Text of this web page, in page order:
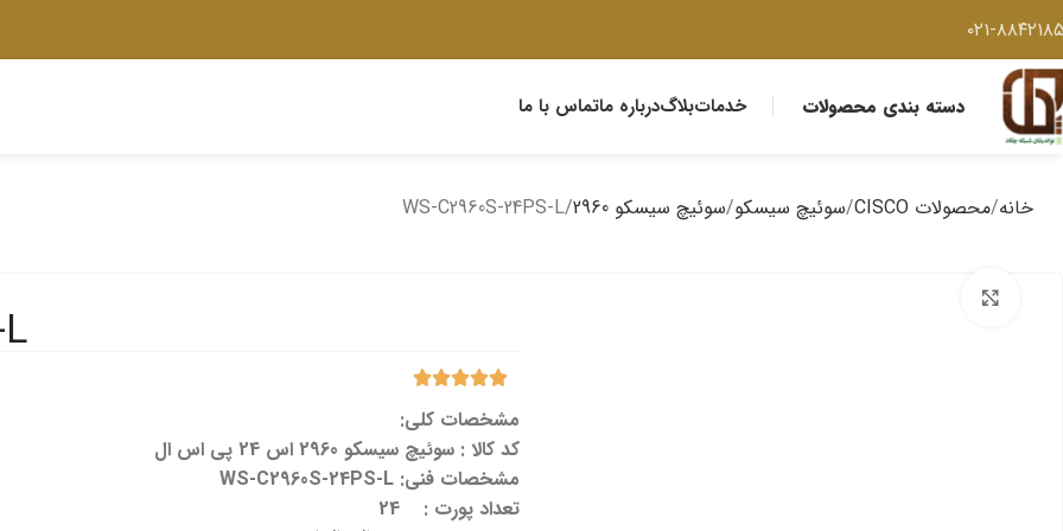
۸۸۴۲۱۸۵۹
دسته بندی محصولات خدماتبلاگدرباره ماتماس با ما
خانه محصولات CISCO سوئیچ سیسکو سوئیچ سیسکو 2960 WS-C2960S-24PS-L
مشخصات کلی:
کد کالا : سوئیچ سیسکو 2960 اس 24 پی اس ال
مشخصات فنی: WS-C2960S-24PS-L
تعداد پورت : 24